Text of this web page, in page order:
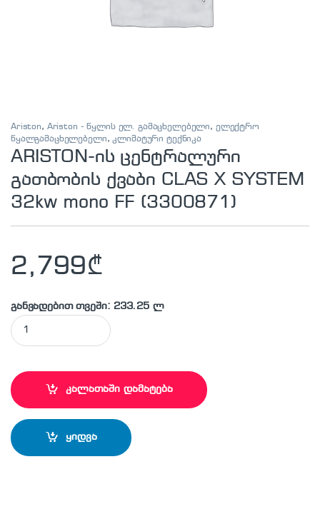
Ariston, Ariston - წყლის ელ. გამაცხელებელი, ელექტრო
წყალგამაცხელებელი,კლიმატური ტექნიკა
ARISTON-ის ცენტრალური
გათბობის ქვაბი CLAS X SYSTEM
32kw mono FF (3300871)
2,799₾
განვადებით თვეში: 233.25 ლ
ARISTON-ის ცენტრალური გათბობის ქვაბი CLAS X SYSTEM
კალათაში დამატება
ყიდვა